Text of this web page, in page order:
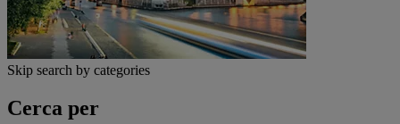
Skip search by categories
Cerca per